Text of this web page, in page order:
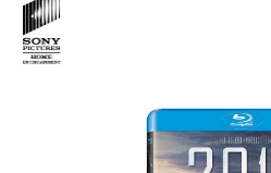
Bildergalerie überspringen